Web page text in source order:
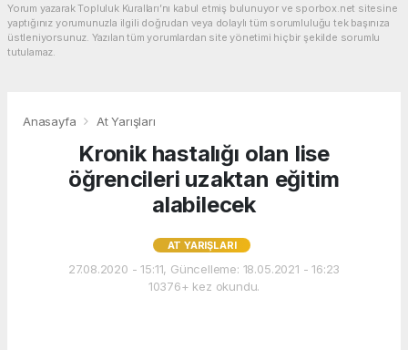
Yorum yazarak Topluluk Kuralları’nı kabul etmiş bulunuyor ve sporbox.net sitesine
yaptığınız yorumunuzla ilgili doğrudan veya dolaylı tüm sorumluluğu tek başınıza
üstleniyorsunuz. Yazılan tüm yorumlardan site yönetimi hiçbir şekilde sorumlu
tutulamaz.
Anasayfa At Yarışları
Kronik hastalığı olan lise
öğrencileri uzaktan eğitim
alabilecek
AT YARIŞLARI
27.08.2020 - 15:11, Güncelleme: 18.05.2021 - 16:23
10376+ kez okundu.